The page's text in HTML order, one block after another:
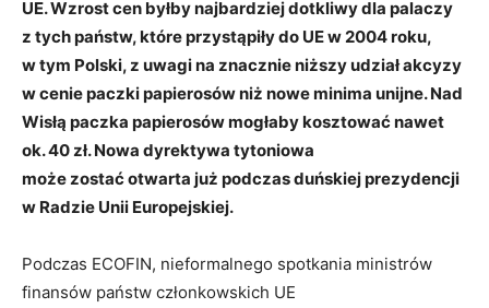
UE. Wzrost cen byłby najbardziej dotkliwy dla palaczy
z tych państw, które przystąpiły do UE w 2004 roku,
w tym Polski, z uwagi na znacznie niższy udział akcyzy
w cenie paczki papierosów niż nowe minima unijne. Nad
Wisłą paczka papierosów mogłaby kosztować nawet
ok. 40 zł. Nowa dyrektywa tytoniowa
może zostać otwarta już podczas duńskiej prezydencji
w Radzie Unii Europejskiej.
Podczas ECOFIN, nieformalnego spotkania ministrów
finansów państw członkowskich UE